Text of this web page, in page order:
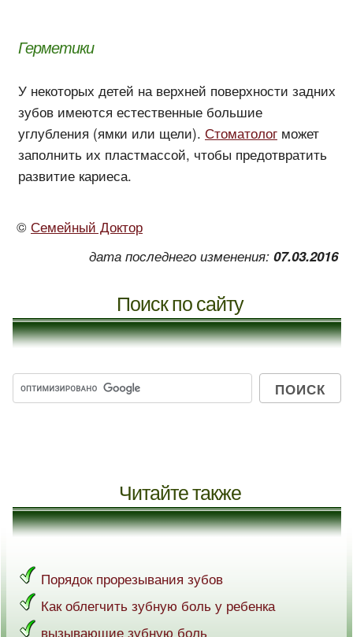
Герметики
У некоторых детей на верхней поверхности задних
зубов имеются естественные большие
углубления (ямки или щели). Стоматолог может
заполнить их пластмассой, чтобы предотвратить
развитие кариеса.
© Семейный Доктор
дата последнего изменения: 07.03.2016
Поиск по сайту
Читайте также
Порядок прорезывания зубов
Как облегчить зубную боль у ребенка
вызывающие зубную боль